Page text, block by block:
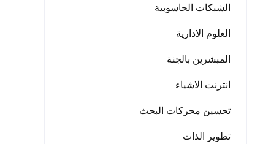
الشبكات الحاسوبية
العلوم الادارية
المبشرين بالجنة
انترنت الاشياء
تحسين محركات البحث
تطوير الذات